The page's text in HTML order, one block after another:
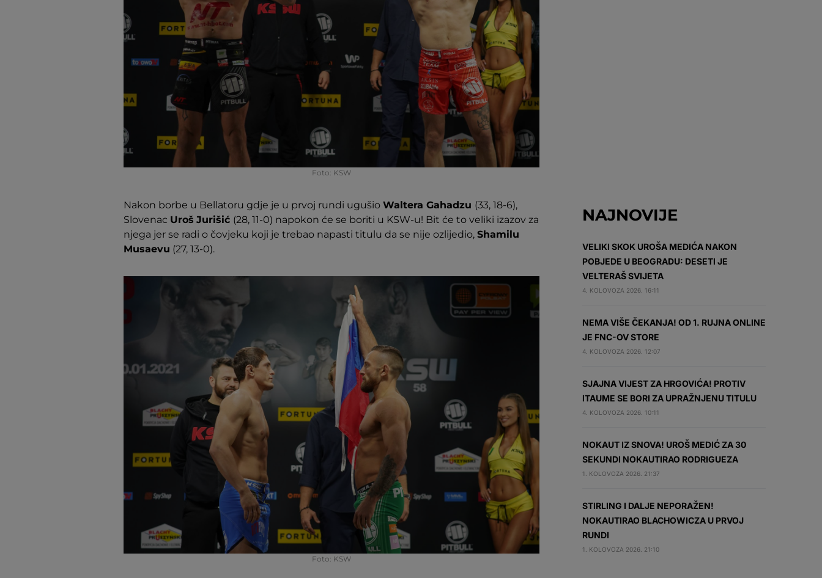
Foto: KSW
Nakon borbe u Bellatoru gdje je u prvoj rundi ugušio Waltera Gahadzu (33, 18-6),
Slovenac Uroš Jurišić (28, 11-0) napokon će se boriti u KSW-u! Bit će to veliki izazov za
njega jer se radi o čovjeku koji je trebao napasti titulu da se nije ozlijedio, Shamilu
Musaevu (27, 13-0).
Foto: KSW
NAJNOVIJE
VELIKI SKOK UROŠA MEDIĆA NAKON
POBJEDE U BEOGRADU: DESETI JE
VELTERAŠ SVIJETA
4. KOLOVOZA 2026. 16:11
NEMA VIŠE ČEKANJA! OD 1. RUJNA ONLINE
JE FNC-OV STORE
4. KOLOVOZA 2026. 12:07
SJAJNA VIJEST ZA HRGOVIĆA! PROTIV
ITAUME SE BORI ZA UPRAŽNJENU TITULU
4. KOLOVOZA 2026. 10:11
NOKAUT IZ SNOVA! UROŠ MEDIĆ ZA 30
SEKUNDI NOKAUTIRAO RODRIGUEZA
1. KOLOVOZA 2026. 21:37
STIRLING I DALJE NEPORAŽEN!
NOKAUTIRAO BLACHOWICZA U PRVOJ
RUNDI
1. KOLOVOZA 2026. 21:10